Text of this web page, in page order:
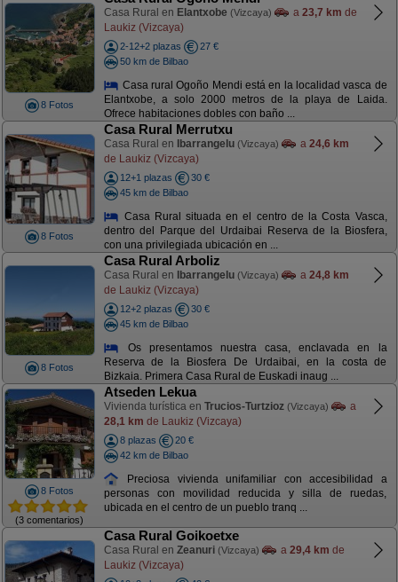
8 Fotos
Casa Rural en Elantxobe (Vizcaya) a 23,7 km de
Laukiz (Vizcaya)
2-12+2 plazas
27 €
50 km de Bilbao
Casa rural Ogoño Mendi está en la localidad vasca de
Elantxobe, a solo 2000 metros de la playa de Laida.
Ofrece habitaciones dobles con baño ...
8 Fotos
Casa Rural Merrutxu
Casa Rural en Ibarrangelu (Vizcaya) a 24,6 km
de Laukiz (Vizcaya)
12+1 plazas
30 €
45 km de Bilbao
Casa Rural situada en el centro de la Costa Vasca,
dentro del Parque del Urdaibai Reserva de la Biosfera,
con una privilegiada ubicación en ...
8 Fotos
Casa Rural Arboliz
Casa Rural en Ibarrangelu (Vizcaya) a 24,8 km
de Laukiz (Vizcaya)
12+2 plazas
30 €
45 km de Bilbao
Os presentamos nuestra casa, enclavada en la
Reserva de la Biosfera De Urdaibai, en la costa de
Bizkaia. Primera Casa Rural de Euskadi inaug ...
8 Fotos
(3 comentarios)
Atseden Lekua
Vivienda turística en Trucios-Turtzioz (Vizcaya)
a
28,1 km de Laukiz (Vizcaya)
8 plazas
20 €
42 km de Bilbao
Preciosa vivienda unifamiliar con accesibilidad a
personas con movilidad reducida y silla de ruedas,
ubicada en el centro de un pueblo tranq ...
Casa Rural Goikoetxe
Casa Rural en Zeanuri (Vizcaya) a 29,4 km de
Laukiz (Vizcaya)